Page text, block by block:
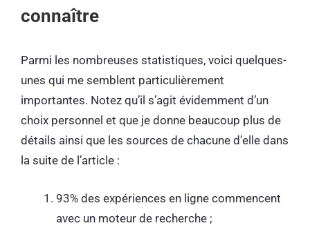
connaître
Parmi les nombreuses statistiques, voici quelques-
unes qui me semblent particulièrement
importantes. Notez qu’il s’agit évidemment d’un
choix personnel et que je donne beaucoup plus de
détails ainsi que les sources de chacune d’elle dans
la suite de l’article :
93% des expériences en ligne commencent
avec un moteur de recherche ;